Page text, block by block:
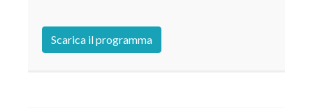
Scarica il programma